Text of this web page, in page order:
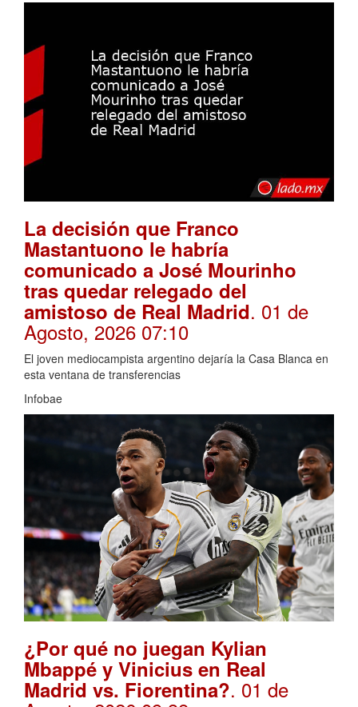
La decisión que Franco
Mastantuono le habría
comunicado a José Mourinho
tras quedar relegado del
amistoso de Real Madrid. 01 de
Agosto, 2026 07:10
El joven mediocampista argentino dejaría la Casa Blanca en
esta ventana de transferencias
Infobae
¿Por qué no juegan Kylian
Mbappé y Vinicius en Real
Madrid vs. Fiorentina?. 01 de